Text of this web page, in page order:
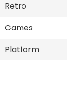
Retro
Games
Platform